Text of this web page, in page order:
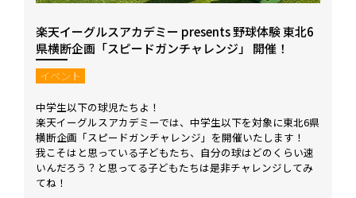
楽天イーグルスアカデミー presents 野球体験 東北6
県横断企画「スピードガンチャレンジ」 開催！
イベント
中学生以下の球児たちよ！
楽天イーグルスアカデミーでは、中学生以下を対象に東北6県
横断企画「スピードガンチャレンジ」を開催いたします！
我こそはと思っている子どもたち、自分の球はどのくらい速
いんだろう？と思ってる子どもたちは是非チャレンジしてみ
てね！